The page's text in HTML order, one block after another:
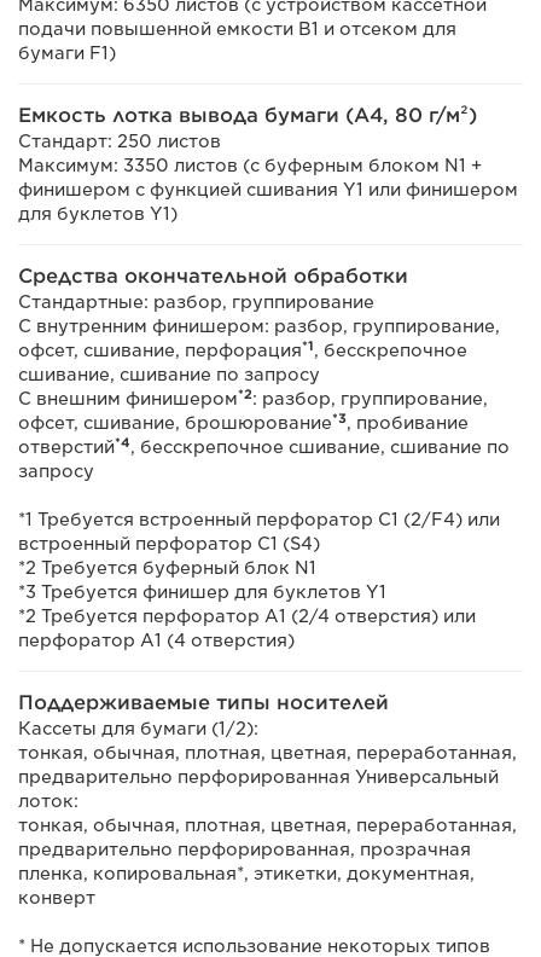
Максимум: 6350 листов (с устройством кассетной
подачи повышенной емкости B1 и отсеком для
бумаги F1)
Емкость лотка вывода бумаги (A4, 80 г/м²)
Стандарт: 250 листов
Максимум: 3350 листов (с буферным блоком N1 +
финишером с функцией сшивания Y1 или финишером
для буклетов Y1)
Средства окончательной обработки
Стандартные: разбор, группирование
С внутренним финишером: разбор, группирование,
офсет, сшивание, перфорация*1, бесскрепочное
сшивание, сшивание по запросу
С внешним финишером*2: разбор, группирование,
офсет, сшивание, брошюрование*3, пробивание
отверстий*4, бесскрепочное сшивание, сшивание по
запросу
*1 Требуется встроенный перфоратор C1 (2/F4) или
встроенный перфоратор C1 (S4)
*2 Требуется буферный блок N1
*3 Требуется финишер для буклетов Y1
*2 Требуется перфоратор A1 (2/4 отверстия) или
перфоратор A1 (4 отверстия)
Поддерживаемые типы носителей
Кассеты для бумаги (1/2):
тонкая, обычная, плотная, цветная, переработанная,
предварительно перфорированная Универсальный
лоток:
тонкая, обычная, плотная, цветная, переработанная,
предварительно перфорированная, прозрачная
пленка, копировальная*, этикетки, документная,
конверт
* Не допускается использование некоторых типов